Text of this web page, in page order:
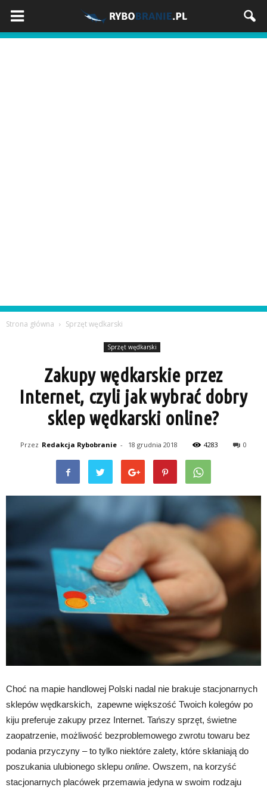
Strona główna Sprzęt wędkarski
Sprzęt wędkarski
Zakupy wędkarskie przez
Internet, czyli jak wybrać dobry
sklep wędkarski online?
Przez Redakcja Rybobranie - 18 grudnia 2018 4283 0
Choć na mapie handlowej Polski nadal nie brakuje stacjonarnych
sklepów wędkarskich, zapewne większość Twoich kolegów po
kiju preferuje zakupy przez Internet. Tańszy sprzęt, świetne
zaopatrzenie, możliwość bezproblemowego zwrotu towaru bez
podania przyczyny – to tylko niektóre zalety, które skłaniają do
poszukania ulubionego sklepu online. Owszem, na korzyść
stacjonarnych placówek przemawia jedyna w swoim rodzaju